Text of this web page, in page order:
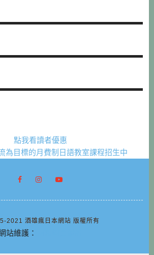
點我看讀者優惠
為目標的月費制日語教室課程招生中
2021 酒雄瘋日本網站 版權所有
站維護：